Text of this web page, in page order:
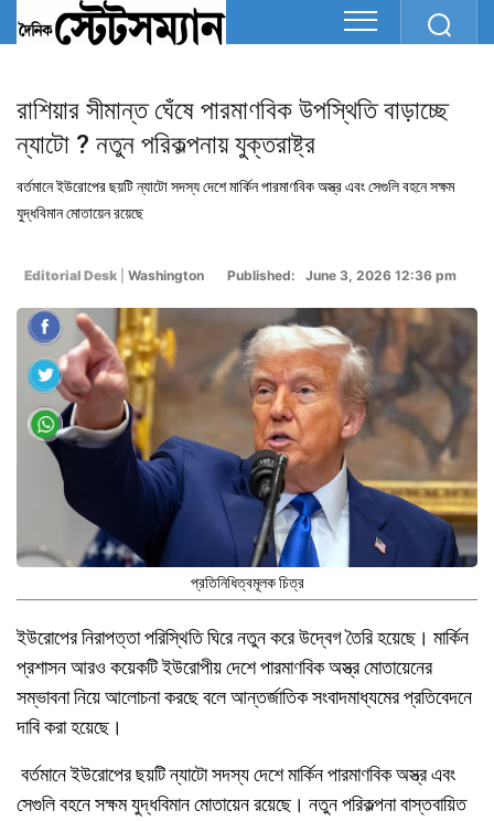
রাশিয়ার সীমান্ত ঘেঁষে পারমাণবিক উপস্থিতি বাড়াচ্ছে
ন্যাটো ? নতুন পরিকল্পনায় যুক্তরাষ্ট্র
বর্তমানে ইউরোপের ছয়টি ন্যাটো সদস্য দেশে মার্কিন পারমাণবিক অস্ত্র এবং সেগুলি বহনে সক্ষম
যুদ্ধবিমান মোতায়েন রয়েছে
Editorial Desk Washington Published: June 3, 2026 12:36 pm
প্রতিনিধিত্বমূলক চিত্র
ইউরোপের নিরাপত্তা পরিস্থিতি ঘিরে নতুন করে উদ্বেগ তৈরি হয়েছে। মার্কিন
প্রশাসন আরও কয়েকটি ইউরোপীয় দেশে পারমাণবিক অস্ত্র মোতায়েনের
সম্ভাবনা নিয়ে আলোচনা করছে বলে আন্তর্জাতিক সংবাদমাধ্যমের প্রতিবেদনে
দাবি করা হয়েছে।
বর্তমানে ইউরোপের ছয়টি ন্যাটো সদস্য দেশে মার্কিন পারমাণবিক অস্ত্র এবং
সেগুলি বহনে সক্ষম যুদ্ধবিমান মোতায়েন রয়েছে। নতুন পরিকল্পনা বাস্তবায়িত